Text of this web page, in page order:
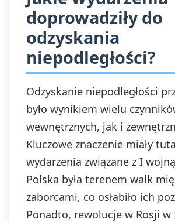
doprowadziły do
odzyskania
niepodległości?
Odzyskanie niepodległości
było wynikiem wielu
wewnętrznych, jak i
Kluczowe znaczenie miały
wydarzenia związane z I
Polska była terenem walk
zaborcami, co osłabiło ich
Ponadto, rewolucje w Rosji w